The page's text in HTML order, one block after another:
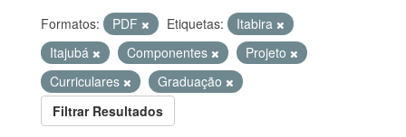
Formatos: PDF Etiquetas:
Itabira
Itajubá
Componentes
Projeto
Curriculares
Graduação
Filtrar Resultados